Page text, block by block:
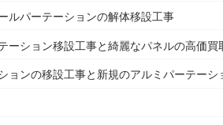
ルパーテーションの解体移設工事
ーション移設工事と綺麗なパネルの高価
ョンの移設工事と新規のアルミパーテーシ